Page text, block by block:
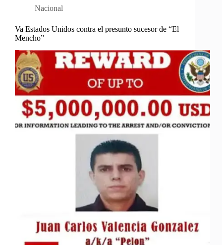
Nacional
Va Estados Unidos contra el presunto sucesor de “El
Mencho”